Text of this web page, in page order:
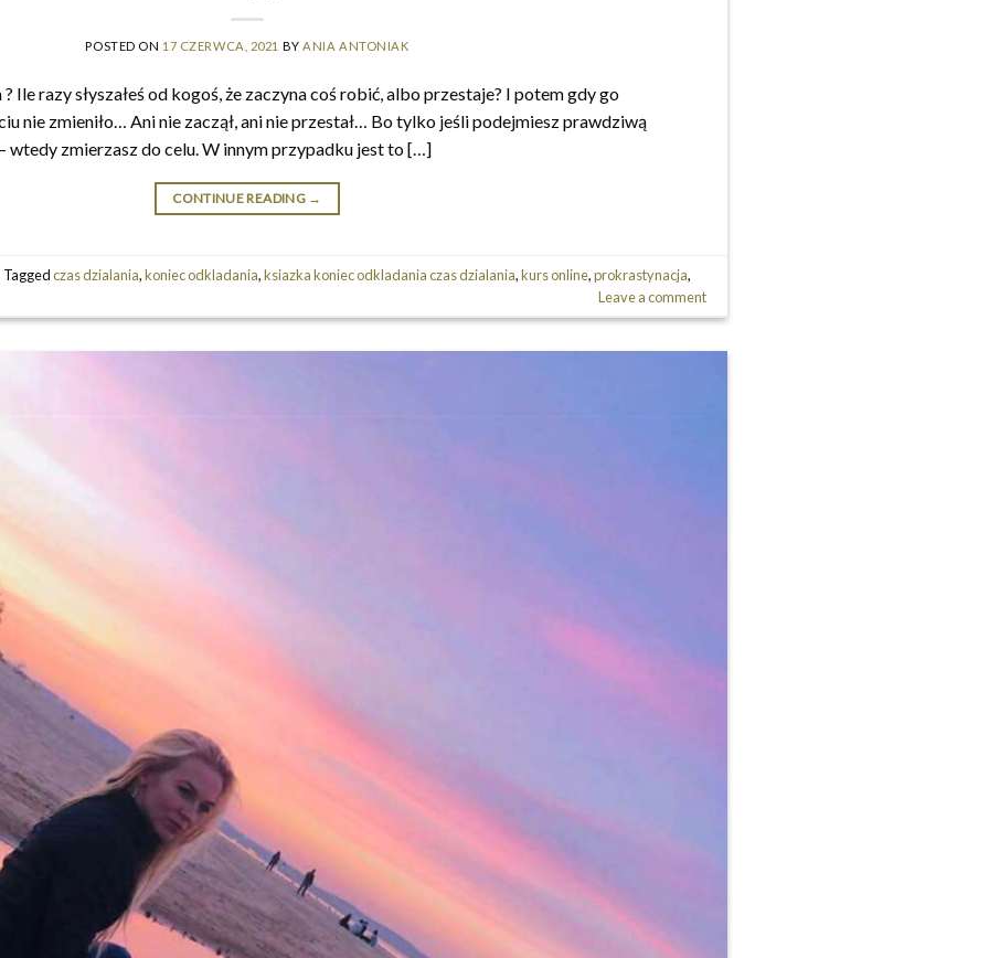
POSTED ON 17 CZERWCA, 2021 BYANIA ANTONIAK
Ile razy słyszałeś od kogoś, że zaczyna coś robić, albo przestaje? I potem gdy go
nie zmieniło… Ani nie zaczął, ani nie przestał… Bo tylko jeśli podejmiesz prawdziwą
wtedy zmierzasz do celu. W innym przypadku jest to […]
CONTINUE READING →
Taggedczas dzialania,koniec odkladania,ksiazka koniec odkladania czas dzialania,kurs online,prokrastynacja,
Leave a comment